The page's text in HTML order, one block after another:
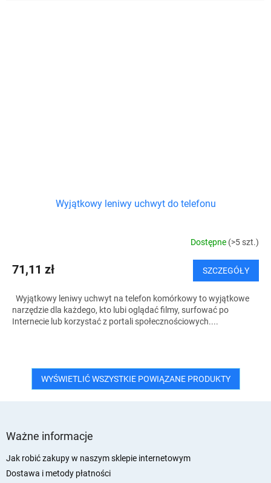
Wyjątkowy leniwy uchwyt do telefonu
Dostępne (>5 szt.)
71,11 zł SZCZEGÓŁY
Wyjątkowy leniwy uchwyt na telefon komórkowy to wyjątkowe
narzędzie dla każdego, kto lubi oglądać filmy, surfować po
Internecie lub korzystać z portali społecznościowych....
WYŚWIETLIĆ WSZYSTKIE POWIĄZANE PRODUKTY
Ważne informacje
Jak robić zakupy w naszym sklepie internetowym
Dostawa i metody płatności